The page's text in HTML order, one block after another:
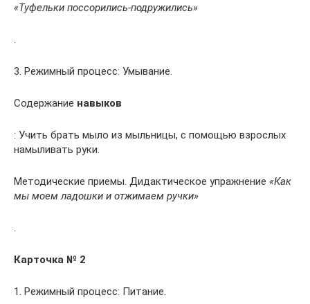
«Туфельки поссорились-подружились»
.
3. Режимный процесс: Умывание.
Содержание навыков
: Учить брать мыло из мыльницы, с помощью взрослых
намыливать руки.
Методические приемы. Дидактическое упражнение «Как
мы моем ладошки и отжимаем ручки»
.
Карточка № 2
1. Режимный процесс: Питание.